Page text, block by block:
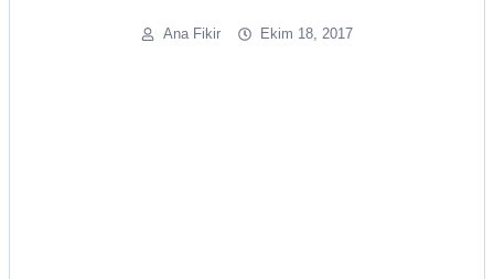
Ana Fikir Ekim 18, 2017